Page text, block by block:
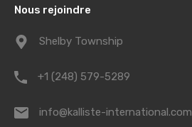
Nous rejoindre
Shelby Township
+1 (248) 579-5289
info@kalliste-international.com